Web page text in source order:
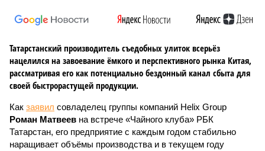
Татарстанский производитель съедобных улиток всерьёз
нацелился на завоевание ёмкого и перспективного рынка Китая,
рассматривая его как потенциально бездонный канал сбыта для
своей быстрорастущей продукции.
Как заявил совладелец группы компаний Helix Group
Роман Матвеев на встрече «Чайного клуба» РБК
Татарстан, его предприятие с каждым годом стабильно
наращивает объёмы производства и в текущем году